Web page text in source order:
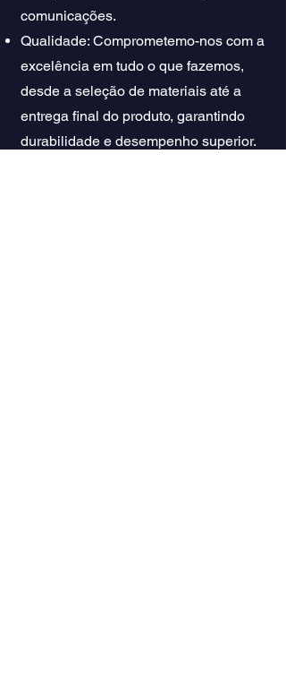
comunicações.
Qualidade: Comprometemo-nos com a
excelência em tudo o que fazemos,
desde a seleção de materiais até a
entrega final do produto, garantindo
durabilidade e desempenho superior.